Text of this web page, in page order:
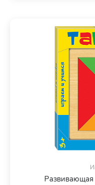
Развивающая